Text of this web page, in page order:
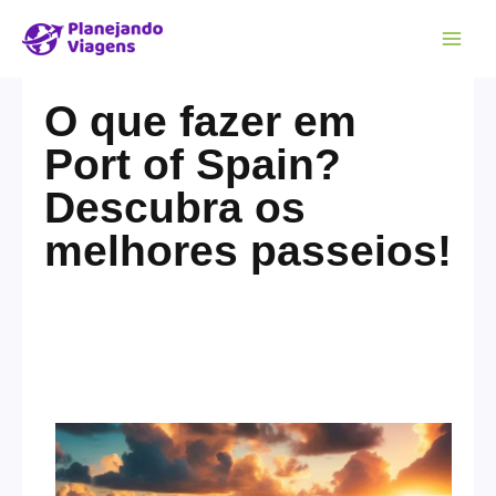
O que fazer em
Port of Spain?
Descubra os
melhores passeios!